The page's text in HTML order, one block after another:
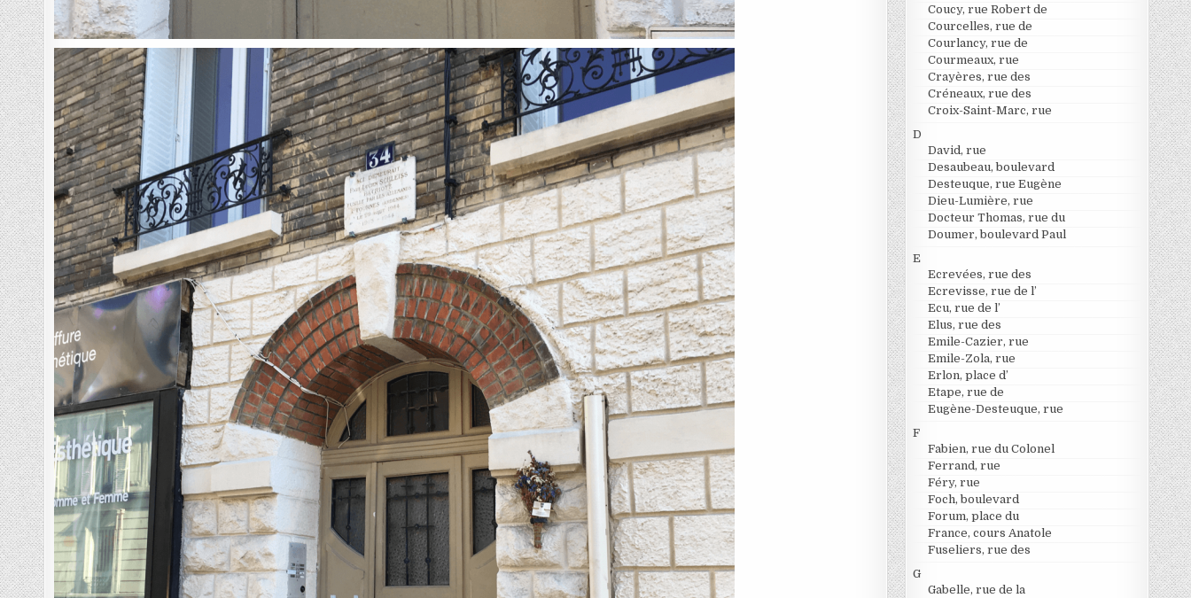
Coucy, rue Robert de
Courcelles, rue de
Courlancy, rue de
Courmeaux, rue
Crayères, rue des
Créneaux, rue des
Croix-Saint-Marc, rue
D
David, rue
Desaubeau, boulevard
Desteuque, rue Eugène
Dieu-Lumière, rue
Docteur Thomas, rue du
Doumer, boulevard Paul
E
Ecrevées, rue des
Ecrevisse, rue de l’
Ecu, rue de l’
Elus, rue des
Emile-Cazier, rue
Emile-Zola, rue
Erlon, place d’
Etape, rue de
Eugène-Desteuque, rue
F
Fabien, rue du Colonel
Ferrand, rue
Féry, rue
Foch, boulevard
Forum, place du
France, cours Anatole
Fuseliers, rue des
G
Gabelle, rue de la